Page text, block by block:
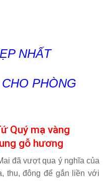
NHẤT
CHO PHÒNG
Quý mạ vàng
gỗ hương
đã vượt qua ý nghĩa của
thu, đông để gắn liền với